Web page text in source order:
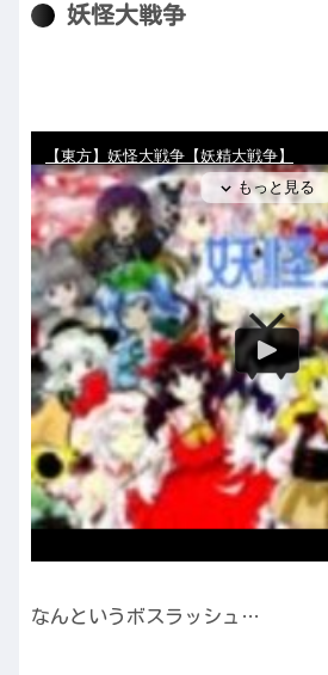
妖怪大戦争
なんというボスラッシュ…